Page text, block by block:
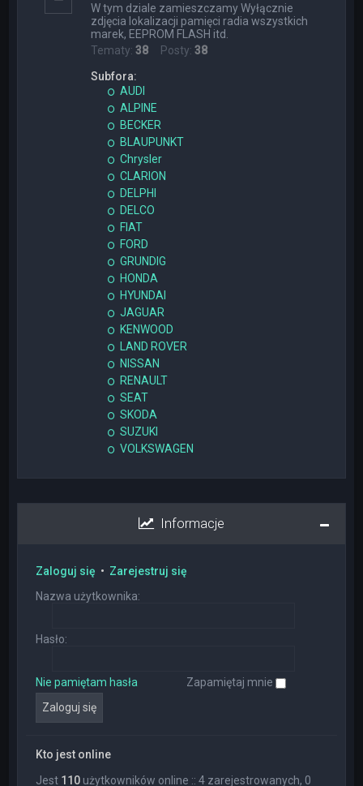
W tym dziale zamieszczamy Wyłącznie
zdjęcia lokalizacji pamięci radia wszystkich
marek, EEPROM FLASH itd.
Tematy:38 Posty:38
Subfora:
AUDI
ALPINE
BECKER
BLAUPUNKT
Chrysler
CLARION
DELPHI
DELCO
FIAT
FORD
GRUNDIG
HONDA
HYUNDAI
JAGUAR
KENWOOD
LAND ROVER
NISSAN
RENAULT
SEAT
SKODA
SUZUKI
VOLKSWAGEN
Informacje
Zaloguj się • Zarejestruj się
Nazwa użytkownika:
Hasło:
Nie pamiętam hasła Zapamiętaj mnie
Kto jest online
Jest 110 użytkowników online :: 4 zarejestrowanych, 0